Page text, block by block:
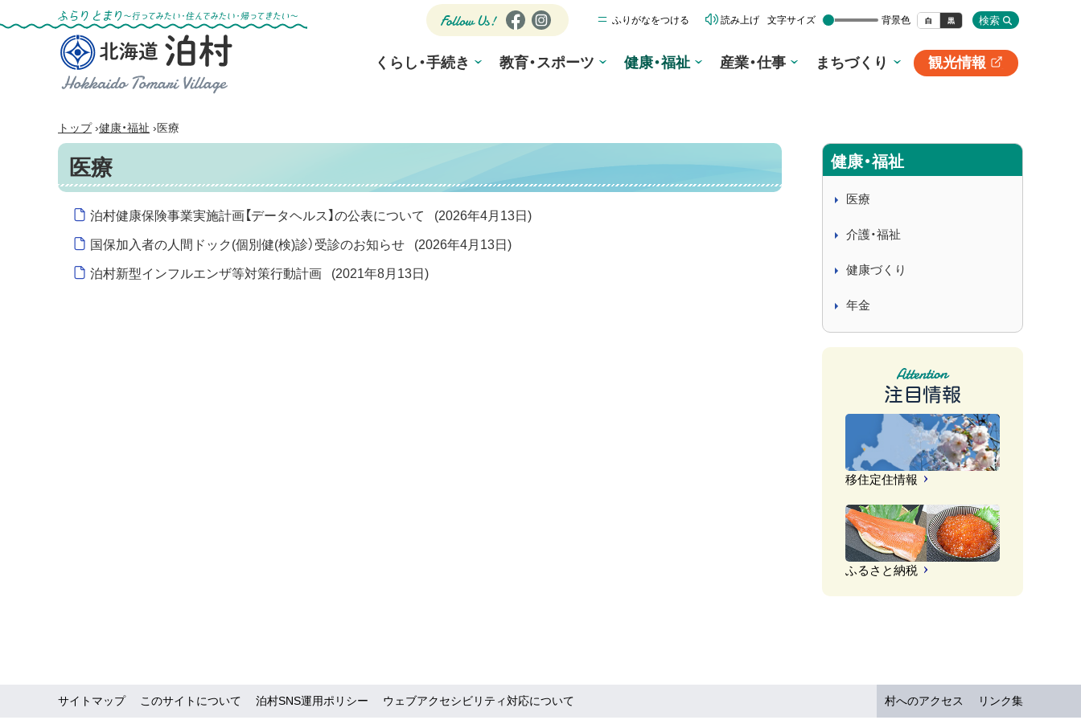
ふらりとまり～行ってみたい・住んでみた
い・帰ってきたい～
Village
公式SNS
Follow
Us!
Fa
bo
ok
Ins
ra
ふりがなをつける 読み上げ 文字サイズ 背景色 白 黒 検索
くらし・手続き 教育・スポーツ 健康・福祉 産業・仕事 まちづくり
観光情報
別
トップ ›健康・福祉 ›医療
医療
泊村健康保険事業実施計画【データヘルス】の公表について (2026年4月13日 )
国保加入者の人間ドック(個別健(検)診）受診のお知らせ (2026年4月13日 )
泊村新型インフルエンザ等対策行動計画 (2021年8月13日 )
健康・福祉
医療
介護・福祉
健康づくり
年金
注目情報
移住定住情報
ふるさと納税
サイトマップ このサイトについて 泊村SNS運用ポリシー ウェブアクセシビリティ対応について 村へのアクセス リンク集